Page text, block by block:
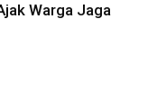
Warga Jaga